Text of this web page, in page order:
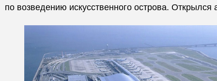
по возведению искусственного острова. Открылся